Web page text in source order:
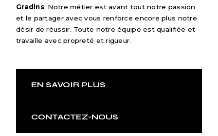
Gradins. Notre métier est avant tout notre passion
et le partager avec vous renforce encore plus notre
désir de réussir. Toute notre équipe est qualifiée et
travaille avec propreté et rigueur.
EN SAVOIR PLUS
CONTACTEZ-NOUS